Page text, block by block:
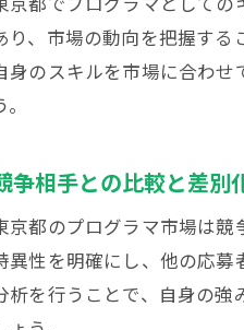
り、市場の動向を把握する
身のスキルを市場に合わ
。
争相手との比較と差別
京都のプログラマ市場は競
異性を明確にし、他の応
析を行うことで、自身の強